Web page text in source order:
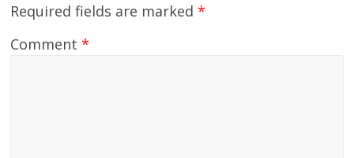
Required fields are marked*
Comment*